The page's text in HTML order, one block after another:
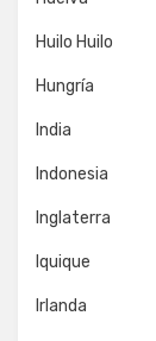
Huilo Huilo
Hungría
India
Indonesia
Inglaterra
Iquique
Irlanda